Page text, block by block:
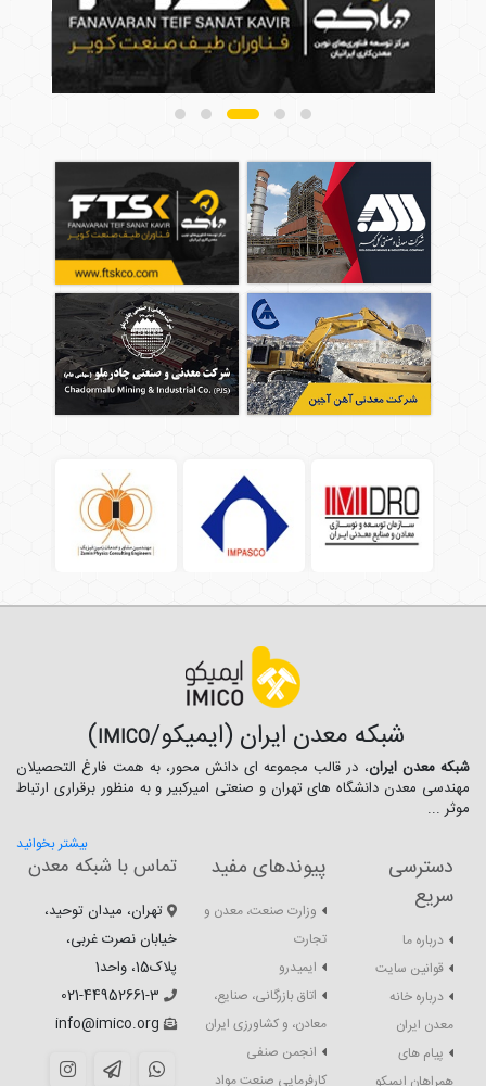
شبکه معدن ایران (ایمیکو/IMICO
)
شبکه معدن ایران، در قالب مجموعه ای دانش محور، به همت فارغ­ التحصیلان
مهندسی معدن دانشگاه ­های تهران و صنعتی امیرکبیر و به منظور برقراری ارتباط
موثر ...
بیشتر بخوانید
دسترسی
سریع
درباره ما
قوانین سایت
درباره خانه
معدن ایران
پیام های
پیوندهای مفید
وزارت صنعت، معدن و
تجارت
ایمیدرو
اتاق بازرگانی، صنایع،
معادن، و کشاورزی ایران
انجمن صنفی
کارفرمایی صنعت مواد
تماس با شبکه معدن
تهران، میدان توحید،
خیابان نصرت غربی،
پلاک15، واحد1
021-44952661-3
info@imico.org